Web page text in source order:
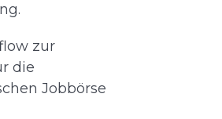
zur
die
Jobbörse